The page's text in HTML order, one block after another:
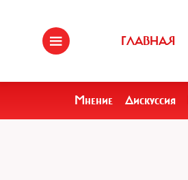
ГЛАВНАЯ
Мнение Дискуссия